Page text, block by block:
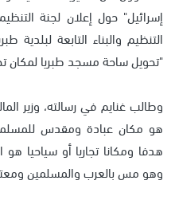
إسرائيل" حول إعلان لجنة
التنظيم والبناء التابعة
"تحويل ساحة مسجد طبريا لمكان
وطالب غنايم في رسالته، وزير
هو مكان عبادة ومقدس
هدفا ومكانا تجاريا أو سياحيا
وهو مس بالعرب والمسلمين